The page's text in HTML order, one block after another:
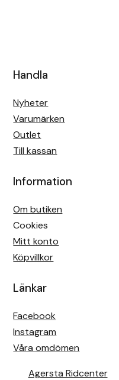
Handla
Nyheter
Varumärken
Outlet
Till kassan
Information
Om butiken
Cookies
Mitt konto
Köpvillkor
Länkar
Facebook
Instagram
Våra omdömen
Agersta Ridcenter